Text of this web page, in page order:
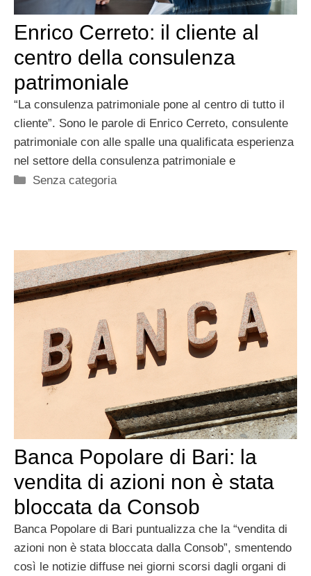
Enrico Cerreto: il cliente al
centro della consulenza
patrimoniale
“La consulenza patrimoniale pone al centro di tutto il
cliente”. Sono le parole di Enrico Cerreto, consulente
patrimoniale con alle spalle una qualificata esperienza
nel settore della consulenza patrimoniale e
Categorie
Senza categoria
Banca Popolare di Bari: la
vendita di azioni non è stata
bloccata da Consob
Banca Popolare di Bari puntualizza che la “vendita di
azioni non è stata bloccata dalla Consob”, smentendo
così le notizie diffuse nei giorni scorsi dagli organi di